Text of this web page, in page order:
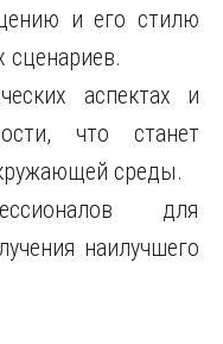
и его стилю
сценариев.
аспектах и
что станет
среды.
для
наилучшего